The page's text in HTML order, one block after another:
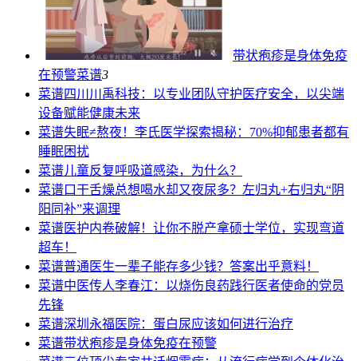
带状疱疹是身体免疫
在预警菜谱3
菜谱四川川禹科技：以专业团队守护医疗安全，以尖端
设备赋能健康未来
菜谱失眠≠熬夜！李氏医学探索揭秘：70%抑郁患者都有
睡眠困扰
菜谱儿童反复呼吸道感染，为什么？
菜谱口干舌燥总想喝水却又夜尿多？左归丸+右归丸“阴
阳同补”来调理
菜谱医护内卷破解！让你不脱产拿硕士学位，实现弯道
超车！
菜谱普通医生一辈子能存多少钱？答案出乎意料！
菜谱中医传人李春江：以烧伤良药践行医者使命的党员
先锋
菜谱深圳永福医院：蛋白尿应该如何进行治疗
菜谱带状疱疹是身体免疫在预警